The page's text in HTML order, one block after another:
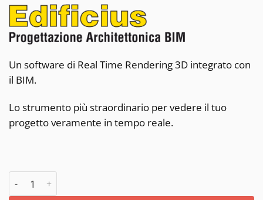
Un software di Real Time Rendering 3D integrato con
il BIM.
Lo strumento più straordinario per vedere il tuo
progetto veramente in tempo reale.
Edificius RTBIM quantità